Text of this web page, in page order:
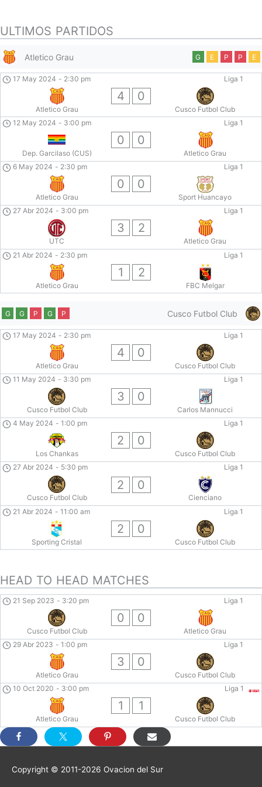
ULTIMOS PARTIDOS
Atletico Grau G E P P E
Liga 1
17 May 2024 - 2:30 pm
Atletico Grau
4 0
Cusco Futbol Club
Liga 1
12 May 2024 - 3:00 pm
Dep. Garcilaso (CUS)
0 0
Atletico Grau
Liga 1
6 May 2024 - 2:30 pm
Atletico Grau
0 0
Sport Huancayo
Liga 1
27 Abr 2024 - 3:00 pm
UTC
3 2
Atletico Grau
Liga 1
21 Abr 2024 - 2:30 pm
Atletico Grau
1 2
FBC Melgar
Cusco Futbol Club
G G P G P
Liga 1
17 May 2024 - 2:30 pm
Atletico Grau
4 0
Cusco Futbol Club
Liga 1
11 May 2024 - 3:30 pm
Cusco Futbol Club
3 0
Carlos Mannucci
Liga 1
4 May 2024 - 1:00 pm
Los Chankas
2 0
Cusco Futbol Club
Liga 1
27 Abr 2024 - 5:30 pm
Cusco Futbol Club
2 0
Cienciano
Liga 1
21 Abr 2024 - 11:00 am
Sporting Cristal
2 0
Cusco Futbol Club
HEAD TO HEAD MATCHES
Liga 1
21 Sep 2023 - 3:20 pm
Cusco Futbol Club
0 0
Atletico Grau
Liga 1
29 Abr 2023 - 1:00 pm
Atletico Grau
3 0
Cusco Futbol Club
Liga 1
10 Oct 2020 - 3:00 pm
Atletico Grau
1 1
Cusco Futbol Club
Copyright © 2011-2026 Ovacion del Sur